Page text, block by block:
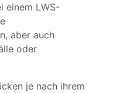
einem LWS-
aber auch
oder
je nach ihrem